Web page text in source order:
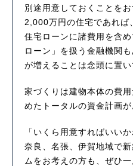
別途用意しておくことを
2,000万円の住宅であれば
住宅ローンに諸費用を含
ローン」を扱う金融機関
が増えることは念頭に置い
家づくりは建物本体の費
めたトータルの資金計画が
「いくら用意すればいい
奈良、名張、伊賀地域で
ムをお考えの方も、ぜひ一